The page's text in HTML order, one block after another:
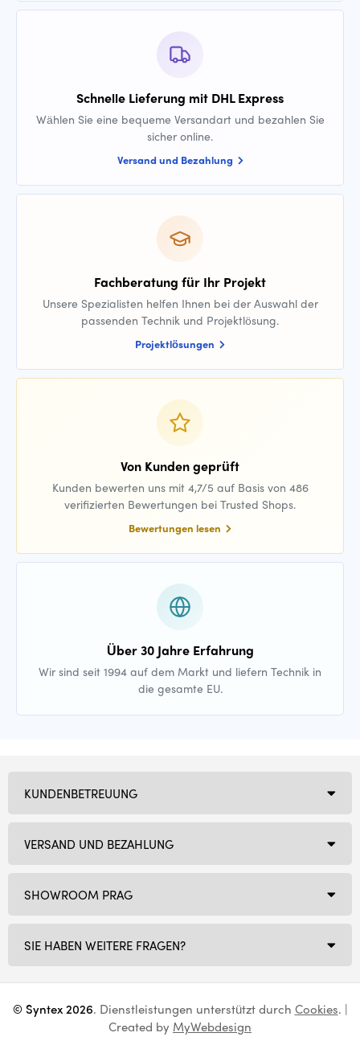
Schnelle Lieferung mit DHL Express
Wählen Sie eine bequeme Versandart und bezahlen Sie
sicher online.
Versand und Bezahlung
Fachberatung für Ihr Projekt
Unsere Spezialisten helfen Ihnen bei der Auswahl der
passenden Technik und Projektlösung.
Projektlösungen
Von Kunden geprüft
Kunden bewerten uns mit 4,7/5 auf Basis von 486
verifizierten Bewertungen bei Trusted Shops.
Bewertungen lesen
Über 30 Jahre Erfahrung
Wir sind seit 1994 auf dem Markt und liefern Technik in
die gesamte EU.
SHOWROOM PRAG
SIE HABEN WEITERE FRAGEN?
KUNDENBETREUUNG
VERSAND UND BEZAHLUNG
© Syntex 2026. Dienstleistungen unterstützt durch Cookies. |
Created by MyWebdesign